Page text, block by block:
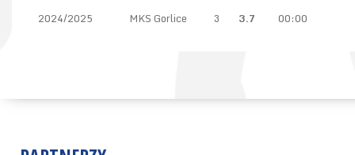
2024/2025
MKS Gorlice 3 3.7 00:00